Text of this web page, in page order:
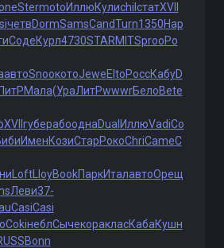
StermotoИллюКулиchil статXVII
четвDormSamsCandTurn1350Hap
СодеКурл4730STARMITSprooPo
автоSnooкотоJeweEltoРоссКабуD
Мала(УраЛитРwwwrБелоBete
XVII губерабооднаDual ИллюVadiСо
ИменКозиСтарРокоChriCameC
LoftLloyBookПаркИталавтоОрещ
Леви37-
CasiCasi
CokiнеблСычекоракласКабаКушн
Bonn